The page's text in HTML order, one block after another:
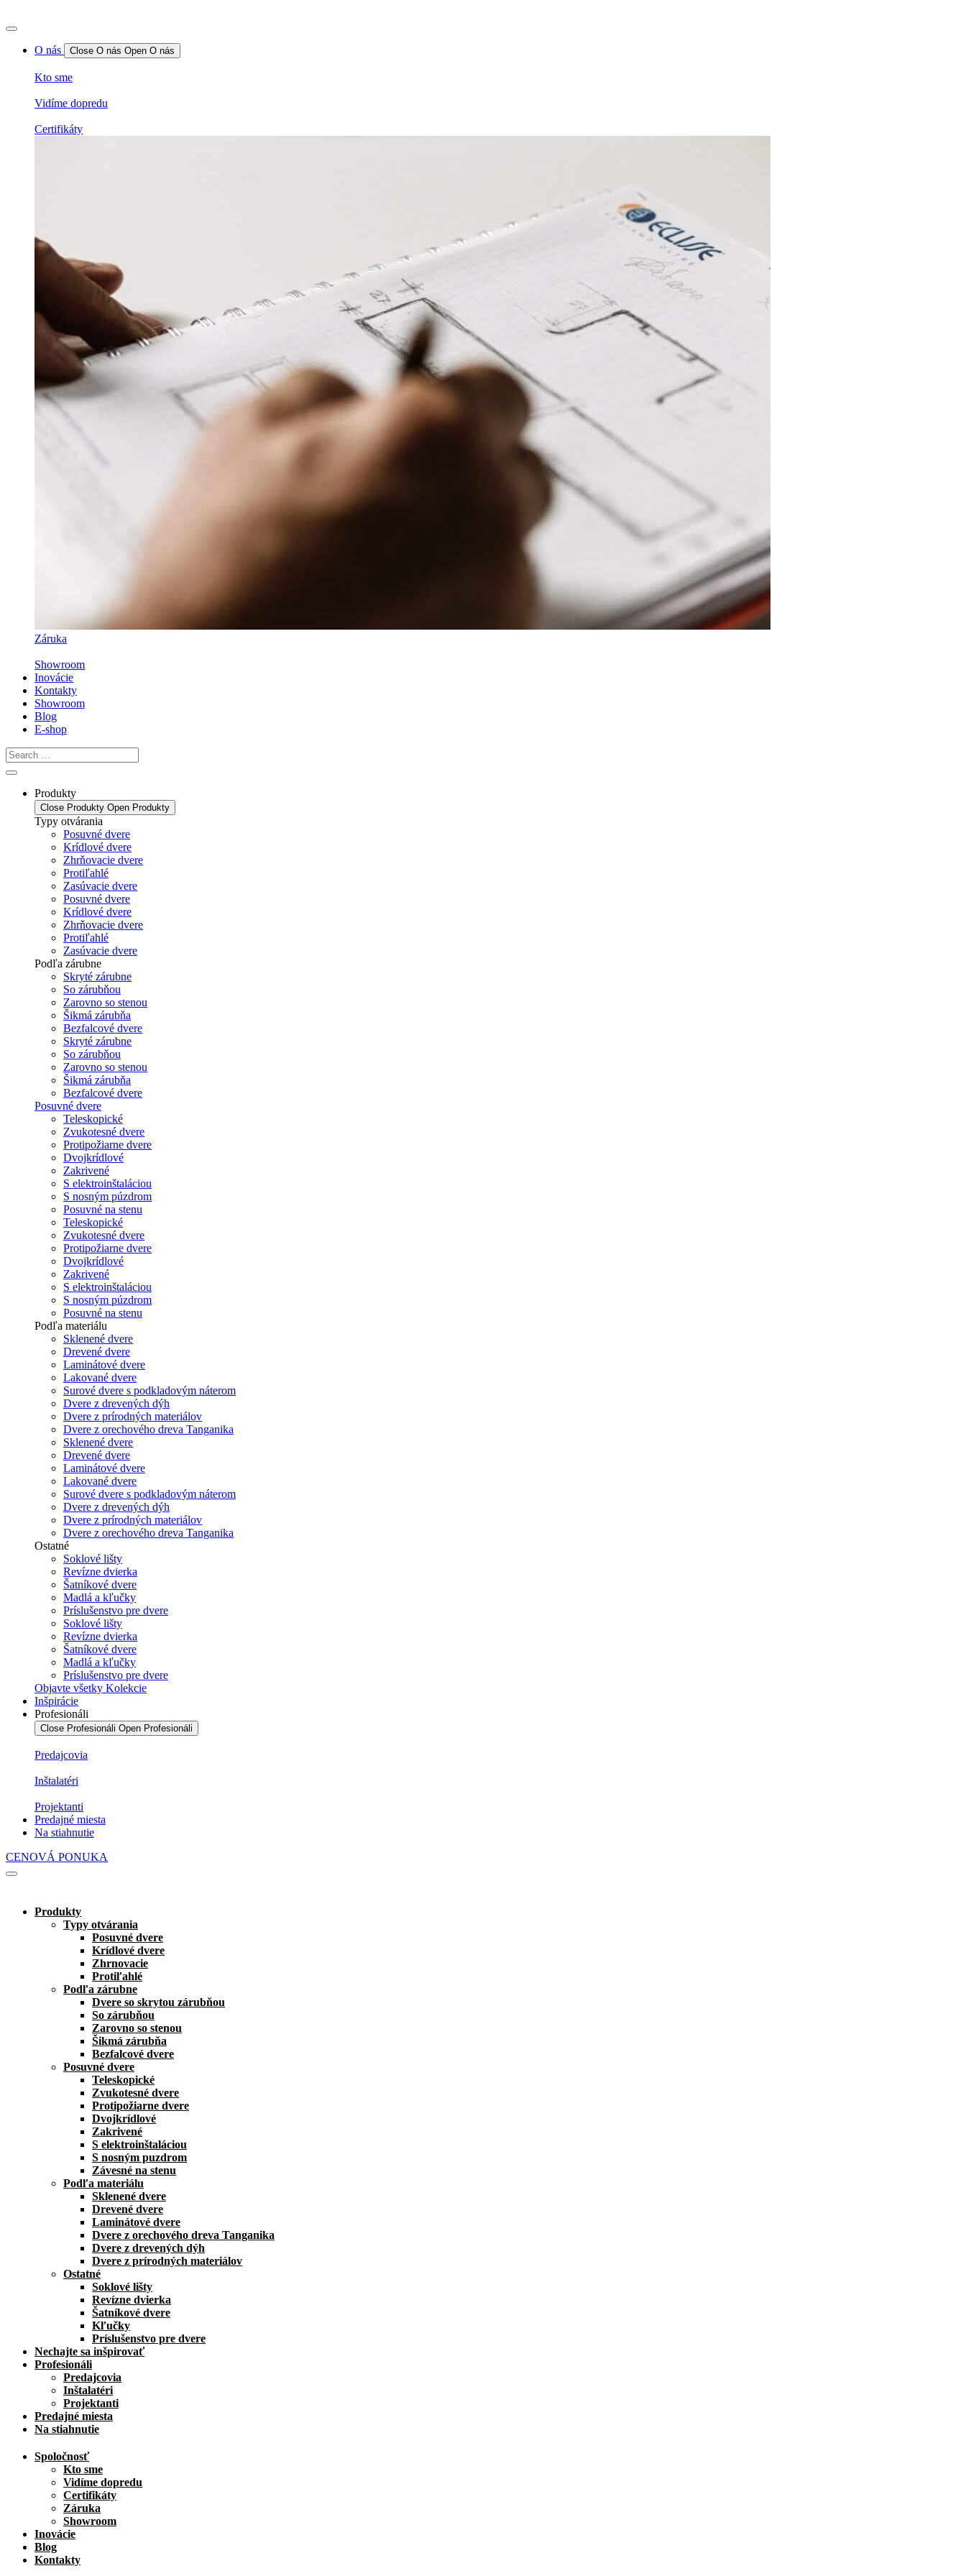
O nás Close O nás Open O nás
Kto sme
Vidíme dopredu
Certifikáty
Záruka
Showroom
Inovácie
Kontakty
Showroom
Blog
E-shop
Produkty
Close Produkty Open Produkty
Typy otvárania
Posuvné dvere
Krídlové dvere
Zhrňovacie dvere
Protiľahlé
Zasúvacie dvere
Posuvné dvere
Krídlové dvere
Zhrňovacie dvere
Protiľahlé
Zasúvacie dvere
Podľa zárubne
Skryté zárubne
So zárubňou
Zarovno so stenou
Šikmá zárubňa
Bezfalcové dvere
Skryté zárubne
So zárubňou
Zarovno so stenou
Šikmá zárubňa
Bezfalcové dvere
Posuvné dvere
Teleskopické
Zvukotesné dvere
Protipožiarne dvere
Dvojkrídlové
Zakrivené
S elektroinštaláciou
S nosným púzdrom
Posuvné na stenu
Teleskopické
Zvukotesné dvere
Protipožiarne dvere
Dvojkrídlové
Zakrivené
S elektroinštaláciou
S nosným púzdrom
Posuvné na stenu
Podľa materiálu
Sklenené dvere
Drevené dvere
Laminátové dvere
Lakované dvere
Surové dvere s podkladovým náterom
Dvere z drevených dýh
Dvere z prírodných materiálov
Dvere z orechového dreva Tanganika
Sklenené dvere
Drevené dvere
Laminátové dvere
Lakované dvere
Surové dvere s podkladovým náterom
Dvere z drevených dýh
Dvere z prírodných materiálov
Dvere z orechového dreva Tanganika
Ostatné
Soklové lišty
Revízne dvierka
Šatníkové dvere
Madlá a kľučky
Príslušenstvo pre dvere
Soklové lišty
Revízne dvierka
Šatníkové dvere
Madlá a kľučky
Príslušenstvo pre dvere
Objavte všetky Kolekcie
Inšpirácie
Profesionáli
Close Profesionáli Open Profesionáli
Predajcovia
Inštalatéri
Projektanti
Predajné miesta
Na stiahnutie
CENOVÁ PONUKA
Produkty
Typy otvárania
Posuvné dvere
Krídlové dvere
Zhrnovacie
Protiľahlé
Podľa zárubne
Dvere so skrytou zárubňou
So zárubňou
Zarovno so stenou
Šikmá zárubňa
Bezfalcové dvere
Posuvné dvere
Teleskopické
Zvukotesné dvere
Protipožiarne dvere
Dvojkrídlové
Zakrivené
S elektroinštaláciou
S nosným puzdrom
Závesné na stenu
Podľa materiálu
Sklenené dvere
Drevené dvere
Laminátové dvere
Dvere z orechového dreva Tanganika
Dvere z drevených dýh
Dvere z prírodných materiálov
Ostatné
Soklové lišty
Revízne dvierka
Šatníkové dvere
Kľučky
Príslušenstvo pre dvere
Nechajte sa inšpirovať
Profesionáli
Predajcovia
Inštalatéri
Projektanti
Predajné miesta
Na stiahnutie
Spoločnosť
Kto sme
Vidíme dopredu
Certifikáty
Záruka
Showroom
Inovácie
Blog
Kontakty